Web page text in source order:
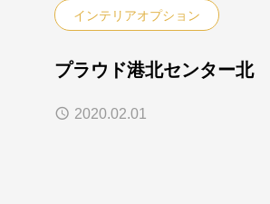
インテリアオプション
プラウド港北センター北
2020.02.01